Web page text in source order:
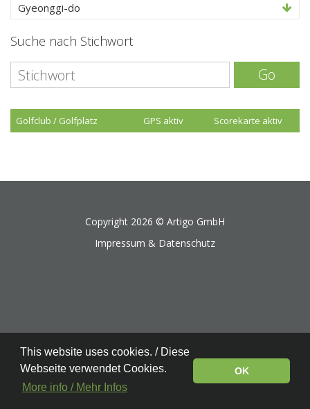
Gyeonggi-do
Suche nach Stichwort
Go
Golfclub / Golfplatz GPS aktiv Scorekarte aktiv
Copyright 2026 © Artigo GmbH
Impressum & Datenschutz
This website uses cookies. / Diese
Webseite verwendet Cookies.
More info / Mehr Infos
OK